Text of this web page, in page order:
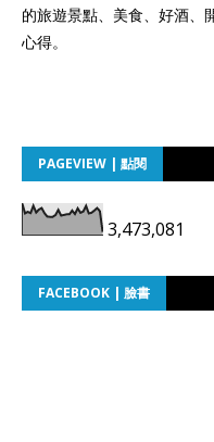
的旅遊景點、美食、好酒、
心得。
PAGEVIEW | 點閱
3,473,081
FACEBOOK | 臉書